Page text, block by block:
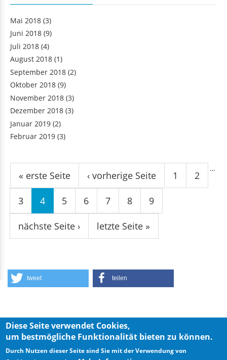
Mai 2018 (3)
Juni 2018 (9)
Juli 2018 (4)
August 2018 (1)
September 2018 (2)
Oktober 2018 (9)
November 2018 (3)
Dezember 2018 (3)
Januar 2019 (2)
Februar 2019 (3)
Seiten
« erste Seite ‹ vorherige Seite 1 2
3 4 5 6 7 8 9
…
nächste Seite › letzte Seite »
tweet teilen
Diese Seite verwendet Cookies,
um bestmögliche Funktionalität bieten zu können.
Durch Nutzen dieser Seite sind Sie mit der Verwendung von